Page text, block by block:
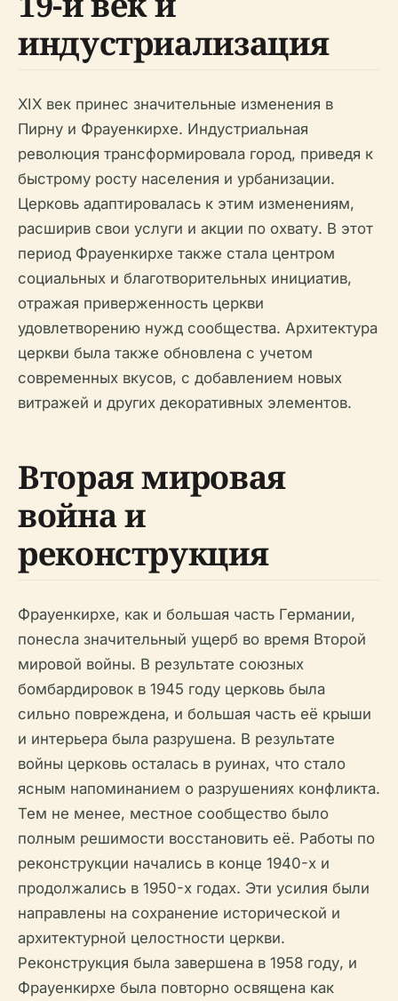
индустриализация
XIX век принес значительные изменения в
Пирну и Фрауенкирхе. Индустриальная
революция трансформировала город, приведя к
быстрому росту населения и урбанизации.
Церковь адаптировалась к этим изменениям,
расширив свои услуги и акции по охвату. В этот
период Фрауенкирхе также стала центром
социальных и благотворительных инициатив,
отражая приверженность церкви
удовлетворению нужд сообщества. Архитектура
церкви была также обновлена с учетом
современных вкусов, с добавлением новых
витражей и других декоративных элементов.
Вторая мировая
война и
реконструкция
Фрауенкирхе, как и большая часть Германии,
понесла значительный ущерб во время Второй
мировой войны. В результате союзных
бомбардировок в 1945 году церковь была
сильно повреждена, и большая часть её крыши
и интерьера была разрушена. В результате
войны церковь осталась в руинах, что стало
ясным напоминанием о разрушениях конфликта.
Тем не менее, местное сообщество было
полным решимости восстановить её. Работы по
реконструкции начались в конце 1940-х и
продолжались в 1950-х годах. Эти усилия были
направлены на сохранение исторической и
архитектурной целостности церкви.
Реконструкция была завершена в 1958 году, и
Фрауенкирхе была повторно освящена как